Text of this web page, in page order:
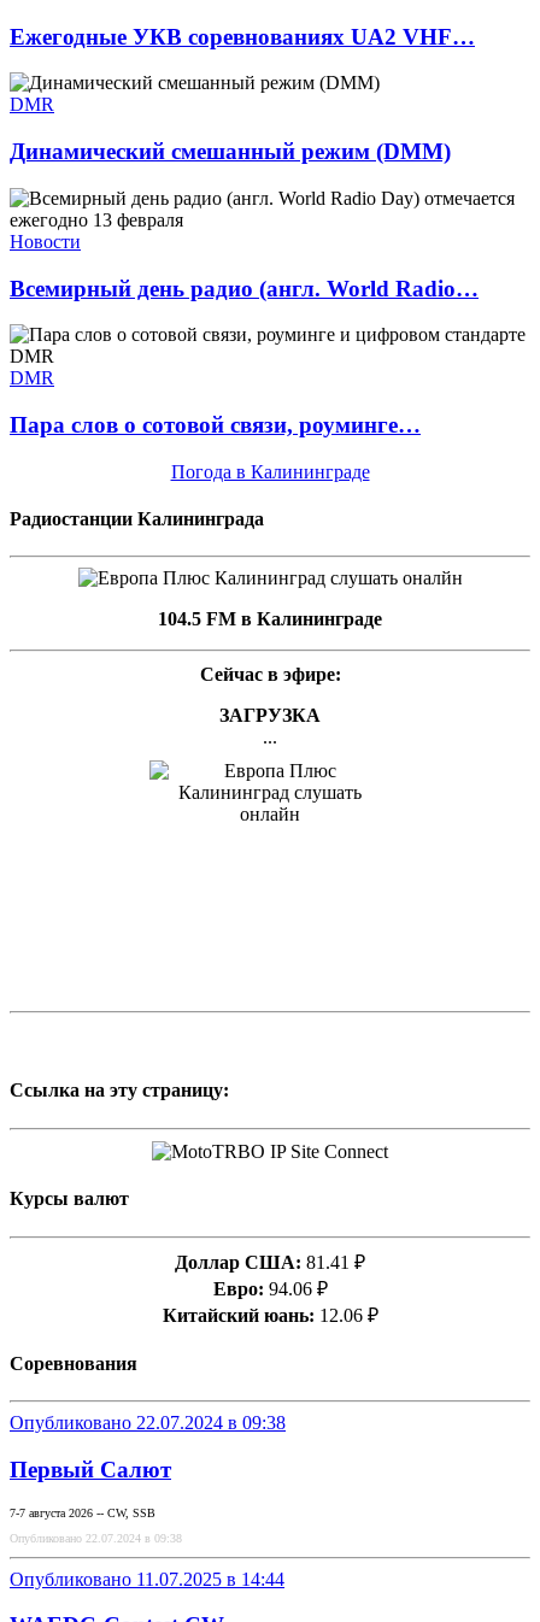
Ежегодные УКВ соревнованиях UA2 VHF…
DMR
Динамический смешанный режим (DMM)
Новости
Всемирный день радио (англ. World Radio…
DMR
Пара слов о сотовой связи, роуминге…
Погода в Калининграде
Радиостанции Калининграда
104.5 FM в Калининграде
Сейчас в эфире:
ЗАГРУЗКА
...
Ссылка на эту страницу:
Курсы валют
Доллар США: 81.41 ₽
Евро: 94.06 ₽
Китайский юань: 12.06 ₽
Соревнования
Опубликовано 22.07.2024 в 09:38
Первый Салют
7-7 августа 2026 -- CW, SSB
Опубликовано 22.07.2024 в 09:38
Опубликовано 11.07.2025 в 14:44